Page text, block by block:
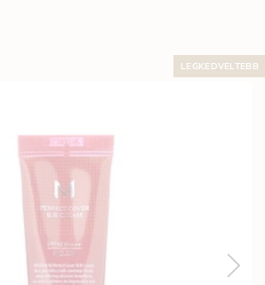
LEGKEDVELTEBB